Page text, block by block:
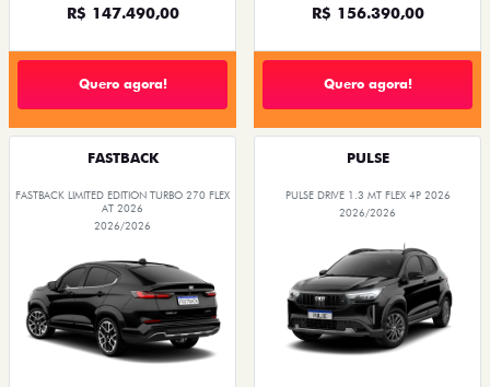
R$ 147.490,00
Quero agora!
R$ 156.390,00
Quero agora!
FASTBACK
FASTBACK LIMITED EDITION TURBO 270 FLEX
AT 2026
2026/2026
PULSE
PULSE DRIVE 1.3 MT FLEX 4P 2026
2026/2026